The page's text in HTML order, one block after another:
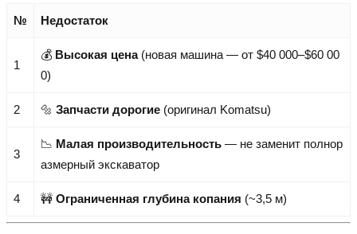
№ Недостаток
1
💰 Высокая цена(новая машина — от $40 000–$60 00
0)
2 🔩 Запчасти дорогие (оригинал Komatsu)
3
📉 Малая производительность — не заменит полнор
азмерный экскаватор
4 🚧 Ограниченная глубина копания (~3,5 м)